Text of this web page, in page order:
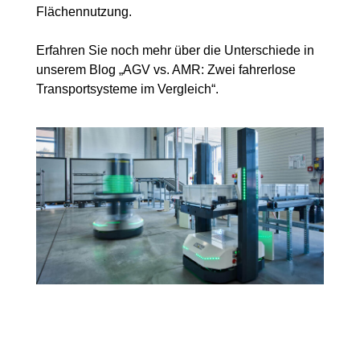
Flächennutzung.
Erfahren Sie noch mehr über die Unterschiede in
unserem Blog „AGV vs. AMR: Zwei fahrerlose
Transportsysteme im Vergleich“.